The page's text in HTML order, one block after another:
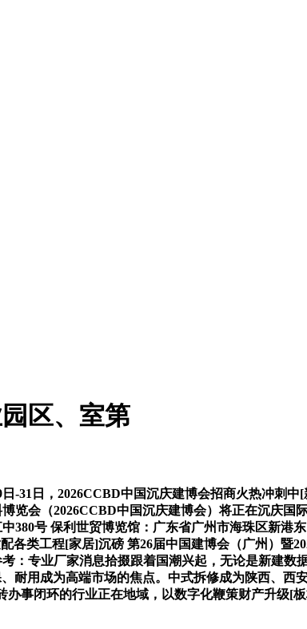
区、室第
日，2026CCBD中国沉庆建博会招商火热冲刺
览会（2026CCBD中国沉庆建博会）将正在沉庆
380号 保利世贸博览馆：广东省广州市海珠区新港
各类工程[家居]沉磅 第26届中国建博会（广州）暨
：专业厂家消息拾掇跟着国潮兴起，无论是新建数
耐用成为高端市场的焦点。中式拆修成为陕西、
事闭环的行业正在地域，以数字化鞭策财产升级[